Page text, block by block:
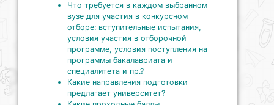
Что требуется в каждом выбранном
вузе для участия в конкурсном
отборе: вступительные испытания,
условия участия в отборочной
программе, условия поступления на
программы бакалавриата и
специалитета и пр.?
Какие направления подготовки
предлагает университет?